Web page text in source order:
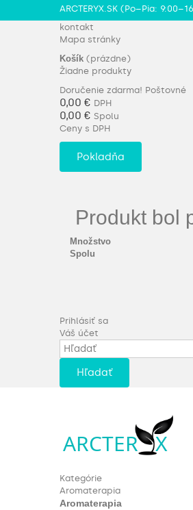
ARCTERYX.SK (Po–Pia:
kontakt
Mapa stránky
Košík (prázdne)
Žiadne produkty
Doručenie zdarma! Poštovné
0,00 € DPH
0,00 € Spolu
Ceny s DPH
Pokladňa
Produkt bol
Množstvo
Spolu
Prihlásiť sa
Váš účet
Hľadať
Kategórie
Aromaterapia
Aromaterapia